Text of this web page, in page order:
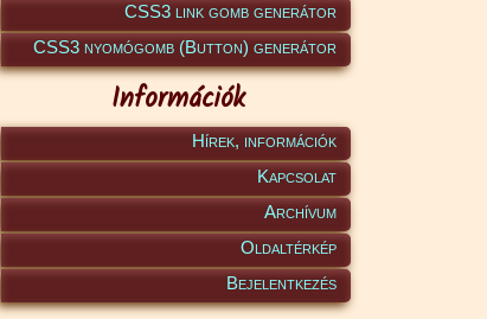
CSS3 link gomb generátor
CSS3 nyomógomb (Button) generátor
Információk
Hírek, információk
Kapcsolat
Archívum
Oldaltérkép
Bejelentkezés